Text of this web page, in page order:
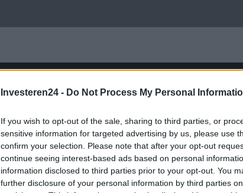
Investeren24 - Do Not Process My Personal
If you wish to opt-out of the sale, sharing to third parties, or
sensitive information for targeted advertising by us, please use
confirm your selection. Please note that after your opt-out
continue seeing interest-based ads based on personal
information disclosed to third parties prior to your opt-out. You
further disclosure of your personal information by third parties
1 POWERED BY Ad